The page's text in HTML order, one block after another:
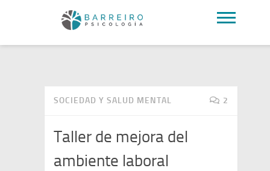
SOCIEDAD Y SALUD MENTAL 2
Taller de mejora del
ambiente laboral